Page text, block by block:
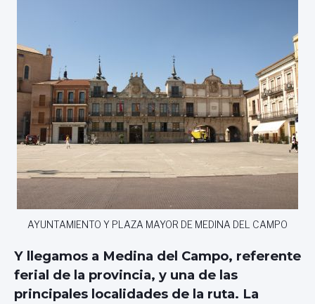
AYUNTAMIENTO Y PLAZA MAYOR DE MEDINA DEL CAMPO
Y llegamos a Medina del Campo, referente
ferial de la provincia, y una de las
principales localidades de la ruta. La